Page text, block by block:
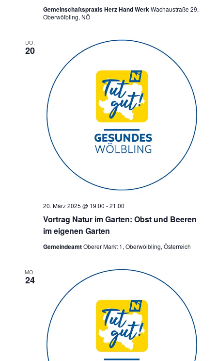
Gemeinschaftspraxis Herz Hand WerkWachaustraße 29,
Oberwölbling, NÖ
DO.
20
Vortrag Natur im Garten: Obst und Beeren
im eigenen Garten
20. März 2025 @ 19:00 -21:00
GemeindeamtOberer Markt 1, Oberwölbling, Österreich
MO.
24